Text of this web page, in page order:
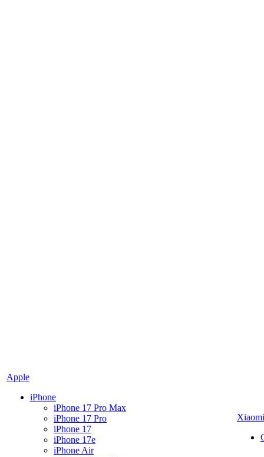
Apple
iPhone
iPhone 17 Pro Max
iPhone 17 Pro
iPhone 17
iPhone 17e
iPhone Air
Xiaomi